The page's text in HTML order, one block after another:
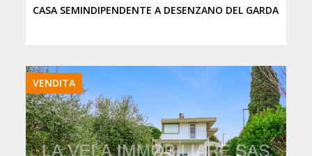
CASA SEMINDIPENDENTE A DESENZANO DEL GARDA
VENDITA